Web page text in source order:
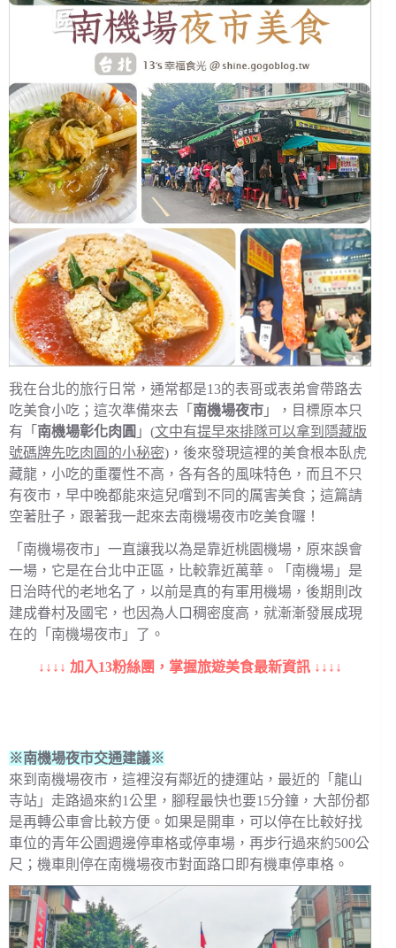
我在台北的旅行日常，通常都是13的表哥或表弟會帶路去
吃美食小吃；這次準備來去「 南機場夜市 」，目標原本只
有「 南機場彰化肉圓 」(文中有提早來排隊可以拿到隱藏版
號碼牌先吃肉圓的小秘密)，後來發現這裡的美食根本臥虎
藏龍，小吃的重覆性不高，各有各的風味特色，而且不只
有夜市，早中晚都能來這兒嚐到不同的厲害美食；這篇請
空著肚子，跟著我一起來去南機場夜市吃美食囉！
「南機場夜市」一直讓我以為是靠近桃園機場，原來誤會
一場，它是在台北中正區，比較靠近萬華。「南機場」是
日治時代的老地名了，以前是真的有軍用機場，後期則改
建成眷村及國宅，也因為人口稠密度高，就漸漸發展成現
在的「南機場夜市」了。
↓↓↓↓ 加入13粉絲團，掌握旅遊美食最新資訊 ↓↓↓↓
※南機場夜市交通建議※
來到南機場夜市，這裡沒有鄰近的捷運站，最近的「龍山
寺站」走路過來約1公里，腳程最快也要15分鐘，大部份都
是再轉公車會比較方便。如果是開車，可以停在比較好找
車位的青年公園週邊停車格或停車場，再步行過來約500公
尺；機車則停在南機場夜市對面路口即有機車停車格。